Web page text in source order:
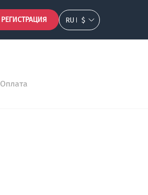
РЕГИСТРАЦИЯ RU $
Оплата